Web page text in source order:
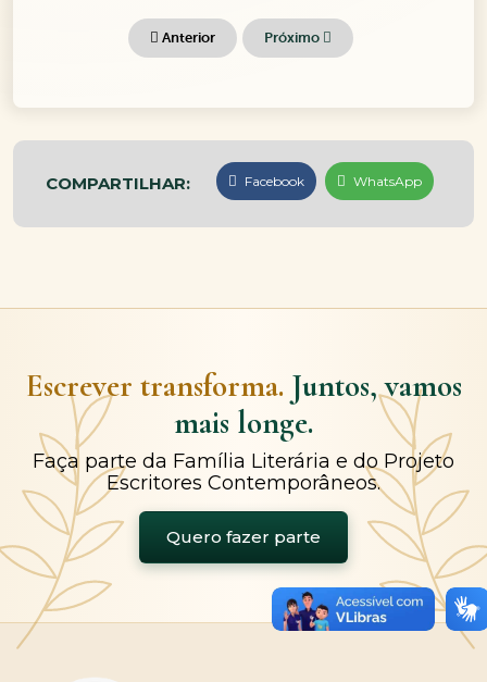
Anterior Próximo
COMPARTILHAR: Facebook WhatsApp
Escrever transforma. Juntos, vamos
mais longe.
Faça parte da Família Literária e do Projeto
Escritores Contemporâneos.
Quero fazer parte